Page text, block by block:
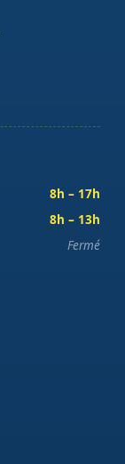
8h – 17h
8h – 13h
Fermé